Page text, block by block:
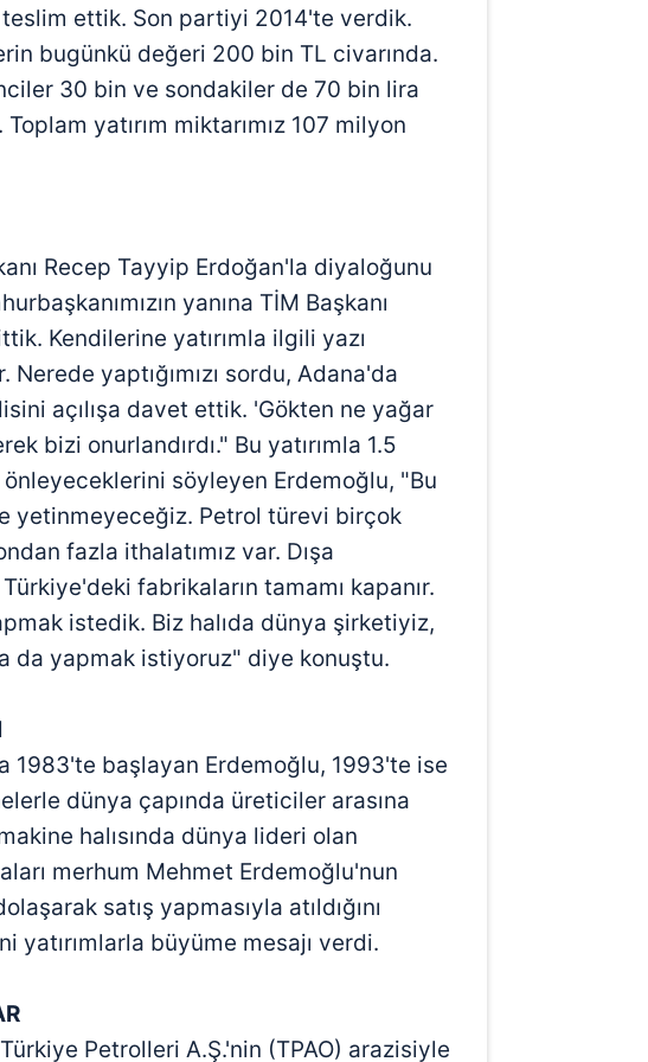
çerezlerle ilgili bilgi almak için lütfentıklayınız
ettik. Son partiyi 2014'te verdik.
bugünkü değeri 200 bin TL civarında.
30 bin ve sondakiler de 70 bin lira
yatırım miktarımız 107 milyon
Recep Tayyip Erdoğan'la diyaloğunu
yanına TİM Başkanı
Kendilerine yatırımla ilgili yazı
Nerede yaptığımızı sordu, Adana'da
açılışa davet ettik. 'Gökten ne yağar
bizi onurlandırdı." Bu yatırımla 1.5
önleyeceklerini söyleyen Erdemoğlu, "Bu
yetinmeyeceğiz. Petrol türevi birçok
fazla ithalatımız var. Dışa
fabrikaların tamamı kapanır.
istedik. Biz halıda dünya şirketiyiz,
da yapmak istiyoruz" diye konuştu.
1983'te başlayan Erdemoğlu, 1993'te ise
dünya çapında üreticiler arasına
halısında dünya lideri olan
merhum Mehmet Erdemoğlu'nun
satış yapmasıyla atıldığını
yatırımlarla büyüme mesajı verdi.
Petrolleri A.Ş.'nin (TPAO) arazisiyle